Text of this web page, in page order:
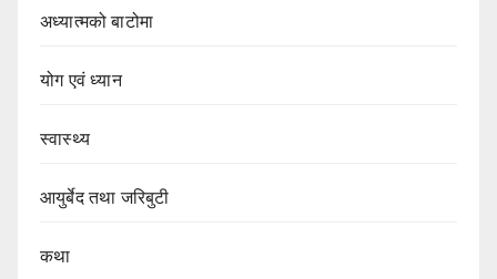
अध्यात्मको बाटोमा
योग एवं ध्यान
स्वास्थ्य
आयुर्बेद तथा जरिबुटी
कथा